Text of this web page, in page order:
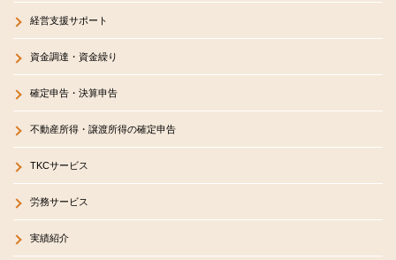
経営支援サポート
資金調達・資金繰り
確定申告・決算申告
不動産所得・譲渡所得の確定申告
TKCサービス
労務サービス
実績紹介